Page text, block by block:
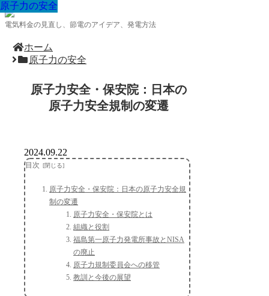
電気料金の見直し、節電のアイデア、発電方法
ホーム
原子力の安全
原子力安全・保安院：日本の
原子力安全規制の変遷
原子力の安全
2024.09.22
目次
原子力安全・保安院：日本の原子力安全規
制の変遷
原子力安全・保安院とは
組織と役割
福島第一原子力発電所事故とNISA
の廃止
原子力規制委員会への移管
教訓と今後の展望
原子力の安全
原子力の安全
原子力の安全
原子力の安全
原子力の安全
原子力の安全
原子力の安全
原子力の安全